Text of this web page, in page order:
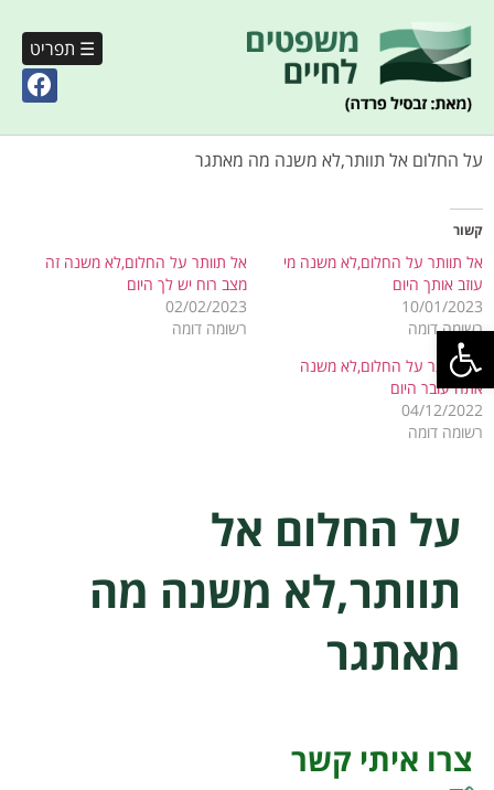
פתח סרגל נגישות
☰ תפריט
על החלום אל תוותר,לא משנה מה מאתגר
קשור
אל תוותר על החלום,לא משנה מי
עוזב אותך היום
10/01/2023
רשומה דומה
אל תוותר על החלום,לא משנה זה
מצב רוח יש לך היום
02/02/2023
רשומה דומה
אל תוותר על החלום,לא משנה
אתה עובר היום
04/12/2022
רשומה דומה
על החלום אל
תוותר,לא משנה מה
מאתגר
צרו איתי קשר